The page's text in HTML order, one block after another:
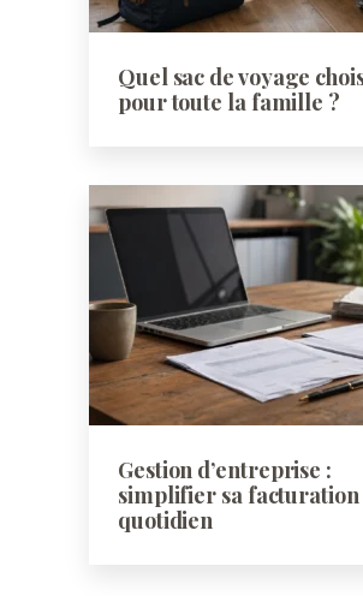
Quel sac de voyage
pour toute la famille ?
Gestion d’entreprise :
simplifier sa facturation
quotidien